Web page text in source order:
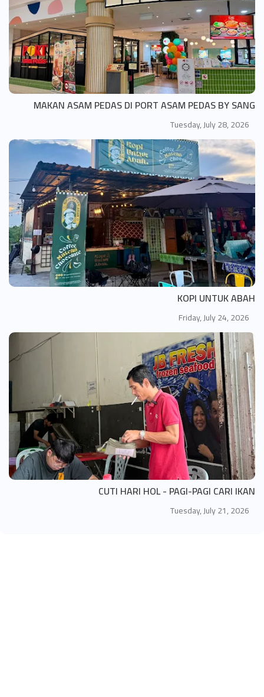
MAKAN ASAM PEDAS DI PORT ASAM PEDAS BY SANG
Tuesday, July 28, 2026
KOPI UNTUK ABAH
Friday, July 24, 2026
CUTI HARI HOL - PAGI-PAGI CARI IKAN
Tuesday, July 21, 2026